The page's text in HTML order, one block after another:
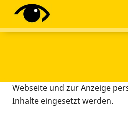
Diese Webseite setzt
Tracking-Tools ein. Dies
Webseite und zur Anzeige
Inhalte eingesetzt werden.